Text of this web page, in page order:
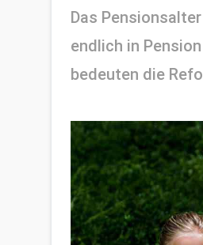
Das
endlich in
bedeuten die